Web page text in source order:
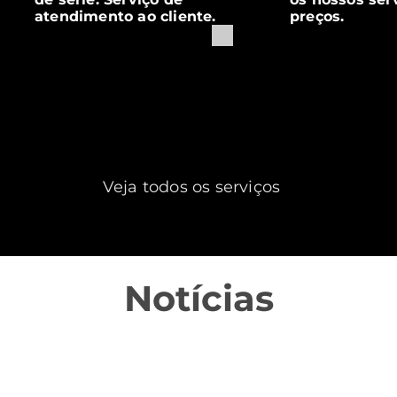
atendimento ao cliente.
preços.
Veja todos os serviços
Notícias